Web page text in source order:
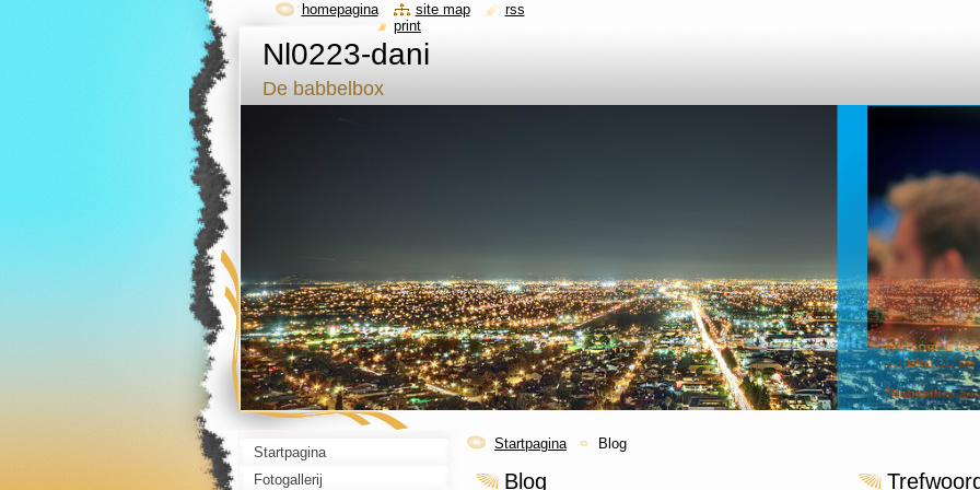
Nl0223-dani
De babbelbox
Startpagina Blog
Blog
Startpagina
Fotogallerij
homepagina site map
rss
print